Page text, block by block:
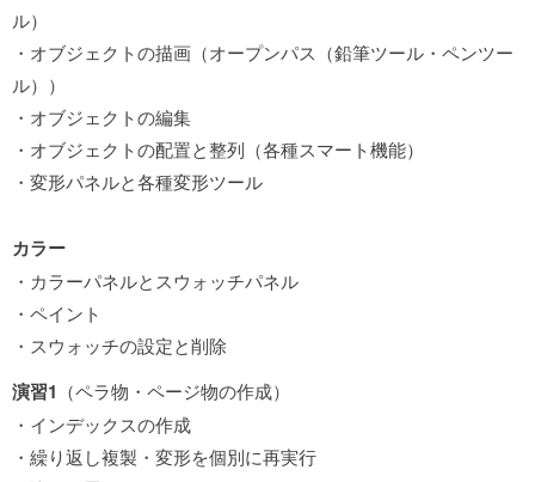
ル）
・オブジェクトの描画（オープンパス（鉛筆ツール・ペンツー
ル））
・オブジェクトの編集
・オブジェクトの配置と整列（各種スマート機能）
・変形パネルと各種変形ツール
カラー
・カラーパネルとスウォッチパネル
・ペイント
・スウォッチの設定と削除
演習1 （ペラ物・ページ物の作成）
・インデックスの作成
・繰り返し複製・変形を個別に再実行